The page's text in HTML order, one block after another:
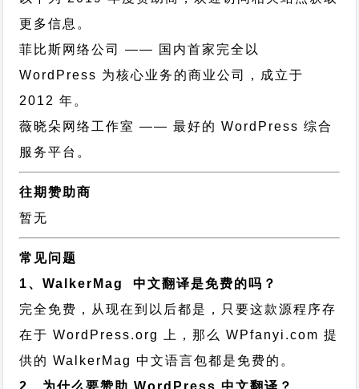
更多信息。
菲比斯网络公司
—— 国内首家完全以
WordPress 为核心业务的商业公司，成立于
2012 年。
薇晓朵网络工作室 —— 最好的 WordPress 综合
服务平台。
往期赞助商
暂无
常见问题
1、WalkerMag 中文翻译是免费的吗？
完全免费，从现在到以后都是，只要这款源程序存
在于 WordPress.org 上，那么 WPfanyi.com 提
供的 WalkerMag 中文语言包都是免费的。
2、为什么要赞助 WordPress 中文翻译？